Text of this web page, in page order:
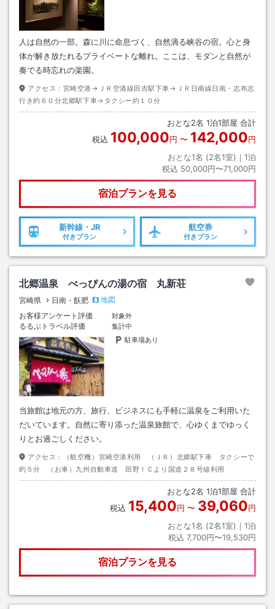
人は自然の一部。森に川に命息づく、自然滴る峡谷の宿。心と身
体が解き放たれるプライベートな離れ。ここは、モダンと自然が
奏でる時忘れの楽園。
アクセス： 宮崎空港→ＪＲ空港線田吉駅下車→ＪＲ日南線日南・志布志
行き約６０分北郷駅下車→タクシー約１０分
おとな2名 1泊1部屋 合計
税込 100,000円 〜 142,000円
おとな1名 (2名1室)｜ 1泊
税込 50,000円〜71,000円
宿泊プランを見る
新幹線・JR
付きプラン
航空券
付きプラン
北郷温泉 べっぴんの湯の宿 丸新荘
宮崎県 日南・飫肥
地図
お客様アンケート評価
対象外
るるぶトラベル評価
集計中
駐車場あり
当旅館は地元の方、旅行、ビジネスにも手軽に温泉をご利用いた
だいています。自然に寄り添った温泉旅館で、心ゆくまでゆっく
りとお過ごしください。
アクセス：
（航空機）宮崎空港利用 （ＪＲ）北郷駅下車 タクシーで
約５分 （お車）九州自動車道 田野ＩＣより国道２８号線利用
おとな2名 1泊1部屋 合計
税込 15,400円 〜 39,060円
おとな1名 (2名1室)｜ 1泊
税込 7,700円〜19,530円
宿泊プランを見る